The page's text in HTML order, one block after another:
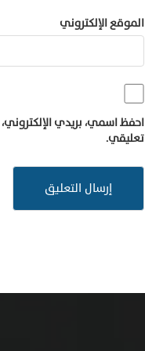
الموقع الإلكتروني
احفظ اسمي، بريدي
تعليقي.